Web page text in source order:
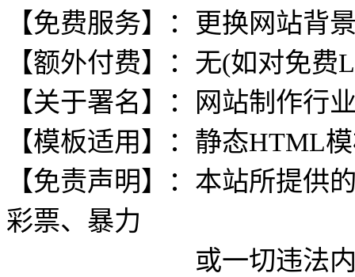
【免费服务】：更换网站背
【额外付费】：无(如对免
【关于署名】：网站制作行
【模板适用】：静态HTML
【免责声明】：本站所提供
彩票、暴力
或一切违法内容使用